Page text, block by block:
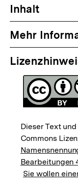
Inhalt
Mehr
Dieser Text
Commons
Bearbeitungen
Sie wollen